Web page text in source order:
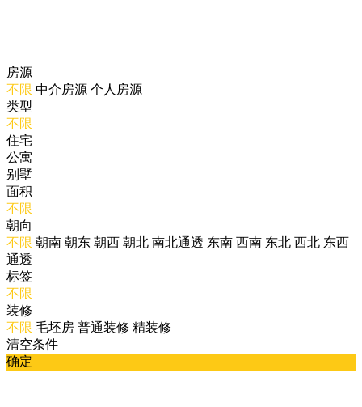
房源
不限 中介房源 个人房源
类型
不限
住宅
公寓
别墅
面积
不限
朝向
不限 朝南 朝东 朝西 朝北 南北通透 东南 西南 东北 西北 东西
通透
标签
不限
装修
不限 毛坯房 普通装修 精装修
清空条件
确定